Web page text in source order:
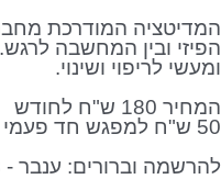
המודרכת
ובין המחשבה
לריפוי ושינוי.
180 ש"ח לחודש
חד פעמי
וברורים: ענבר - 052-3522733